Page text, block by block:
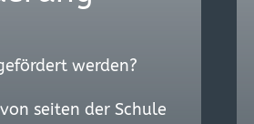
werden?
seiten der Schule